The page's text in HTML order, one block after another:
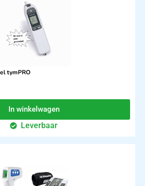
tymPRO
In winkelwagen
Leverbaar